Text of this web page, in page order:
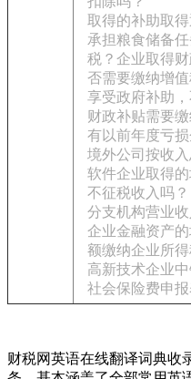
取得的补助取
承担粮食储备
税？企业取得
否需要缴纳增值
享受政府补助
财政补贴需要
有以前年度亏
境外公司按收
软件企业取得
不征税收入吗？
分支机构营业
企业金融资产
额缴纳企业所得
高新技术企业
社会保险费申
财税网英语在线翻译词典收